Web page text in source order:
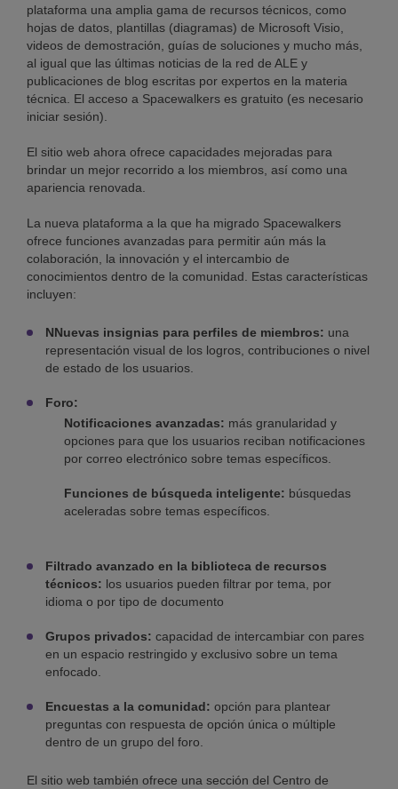
plataforma una amplia gama de recursos técnicos, como
hojas de datos, plantillas (diagramas) de Microsoft Visio,
videos de demostración, guías de soluciones y mucho más,
al igual que las últimas noticias de la red de ALE y
publicaciones de blog escritas por expertos en la materia
técnica. El acceso a Spacewalkers es gratuito (es necesario
iniciar sesión).
El sitio web ahora ofrece capacidades mejoradas para
brindar un mejor recorrido a los miembros, así como una
apariencia renovada.
La nueva plataforma a la que ha migrado Spacewalkers
ofrece funciones avanzadas para permitir aún más la
colaboración, la innovación y el intercambio de
conocimientos dentro de la comunidad. Estas características
incluyen:
NNuevas insignias para perfiles de miembros: una
representación visual de los logros, contribuciones o nivel
de estado de los usuarios.
Foro:
Notificaciones avanzadas: más granularidad y
opciones para que los usuarios reciban notificaciones
por correo electrónico sobre temas específicos.
Funciones de búsqueda inteligente: búsquedas
aceleradas sobre temas específicos.
Filtrado avanzado en la biblioteca de recursos
técnicos: los usuarios pueden filtrar por tema, por
idioma o por tipo de documento
Grupos privados: capacidad de intercambiar con pares
en un espacio restringido y exclusivo sobre un tema
enfocado.
Encuestas a la comunidad: opción para plantear
preguntas con respuesta de opción única o múltiple
dentro de un grupo del foro.
El sitio web también ofrece una sección del Centro de